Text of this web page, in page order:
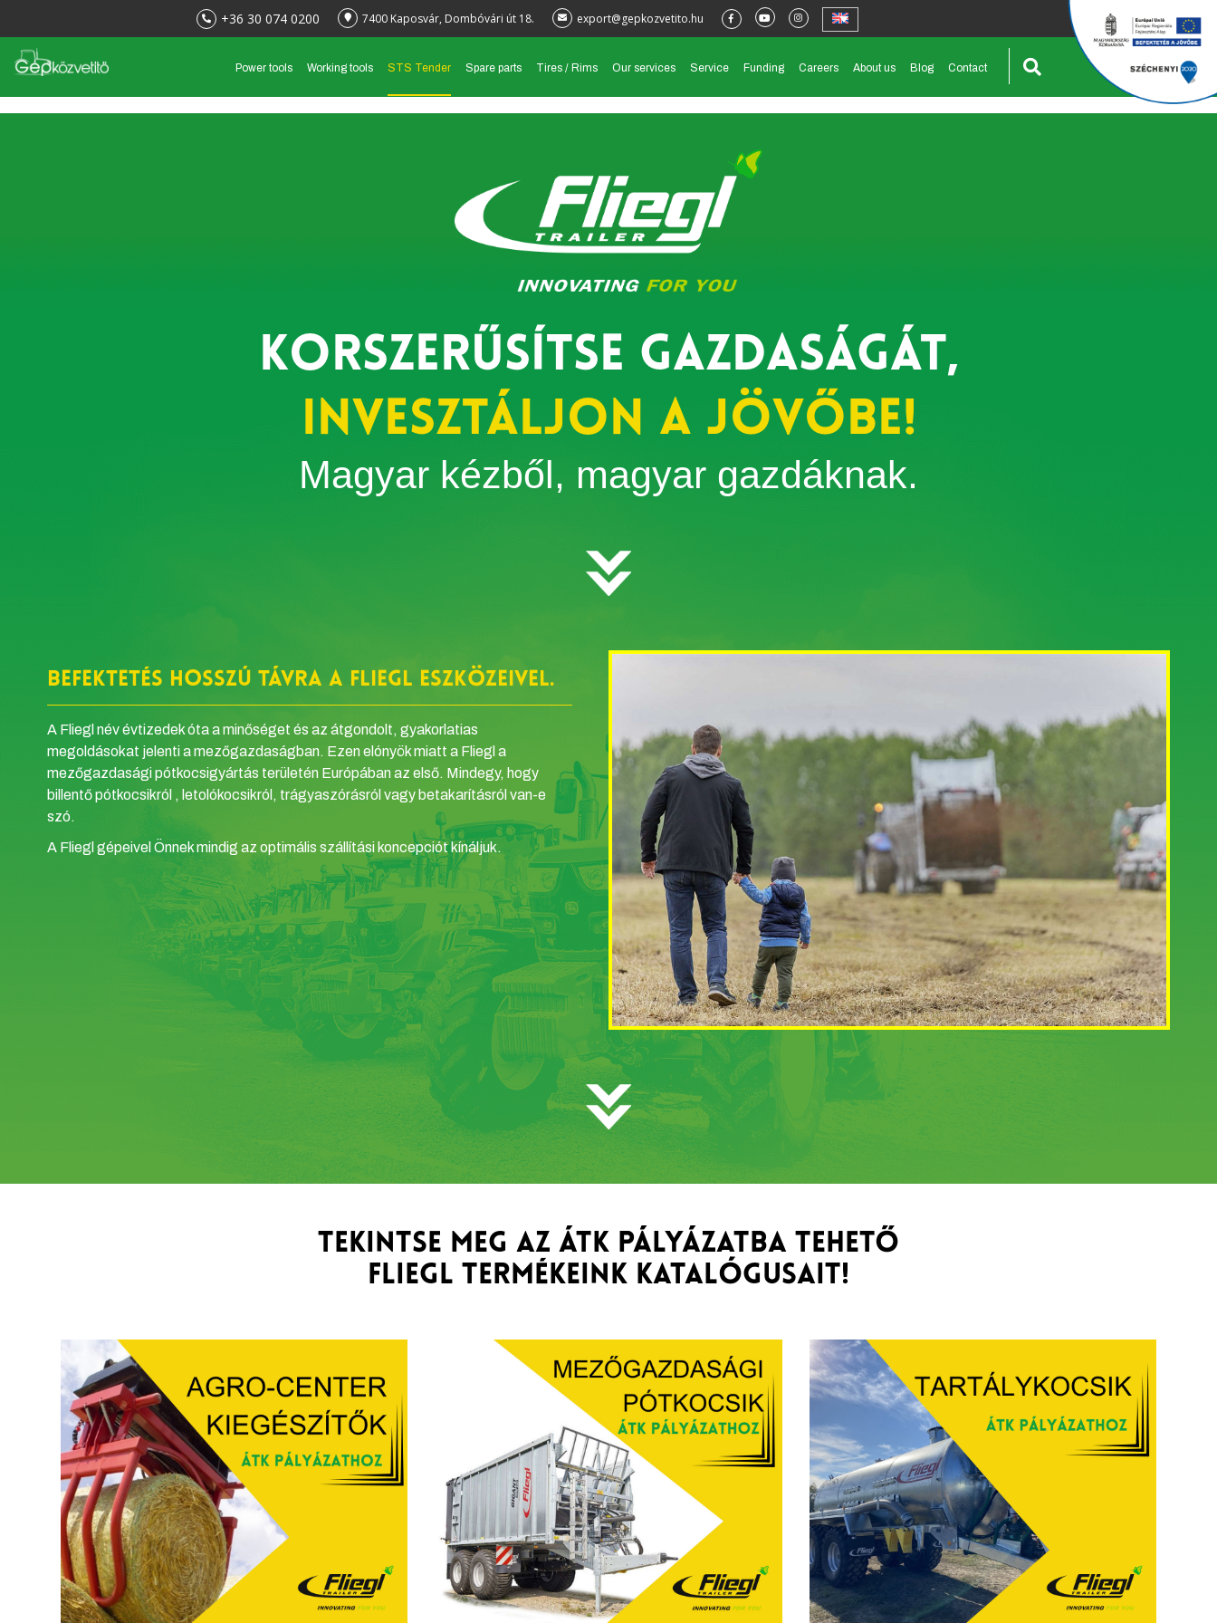
+36 30 074 0200 7400 Kaposvár, Dombóvári út 18. export@gepkozvetito.hu
Power tools Working tools STS Tender Spare parts Tires / Rims Our services Service Funding Careers About us Blog Contact
Korszerűsítse gazdaságát,
invesztáljon a jövőbe!
Magyar kézből, magyar gazdáknak.
Befektetés hosszú távra a Fliegl eszközeivel.
A Fliegl név évtizedek óta a minőséget és az átgondolt, gyakorlatias
megoldásokat jelenti a mezőgazdaságban. Ezen elónyök miatt a Fliegl a
mezőgazdasági pótkocsigyártás területén Európában az első. Mindegy, hogy
billentő pótkocsikról , letolókocsikról, trágyaszórásról vagy betakarításról van-e
szó.
A Fliegl gépeivel Önnek mindig az optimális szállítási koncepciót kínáljuk.
Tekintse meg az ÁTK pályázatba tehető
Fliegl termékeink katalógusait!